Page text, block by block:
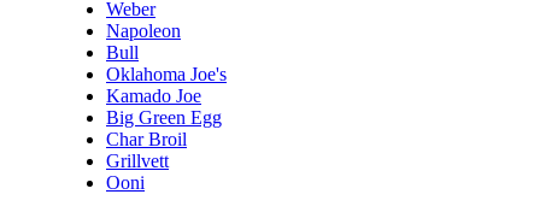
Weber
Napoleon
Bull
Oklahoma Joe's
Kamado Joe
Big Green Egg
Char Broil
Grillvett
Ooni